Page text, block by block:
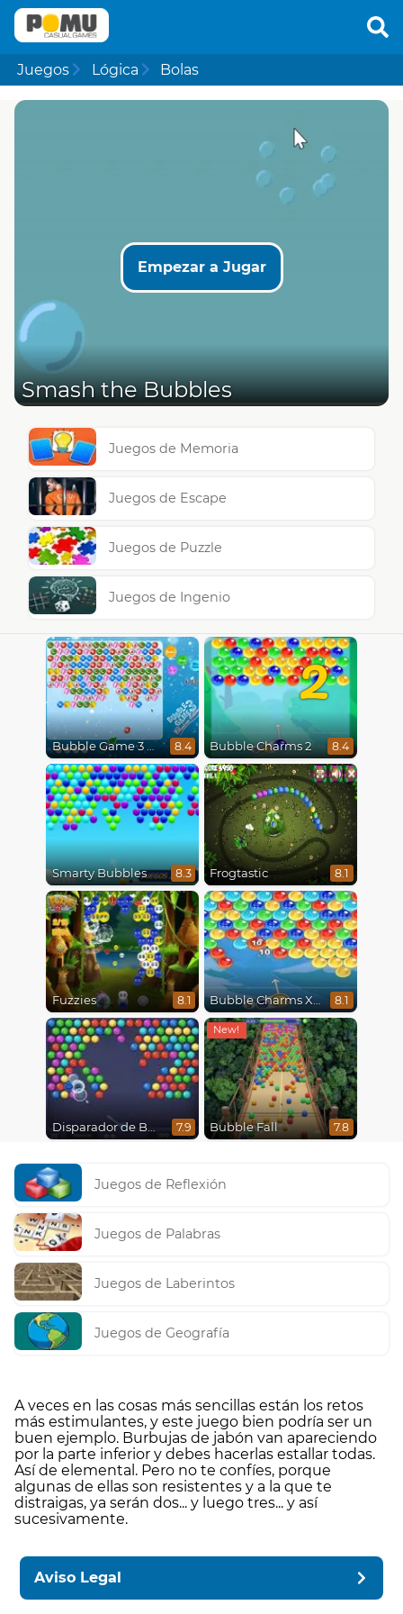
Juegos Lógica Bolas
Empezar a Jugar
Smash the Bubbles
Juegos de Memoria
Juegos de Escape
Juegos de Puzzle
Juegos de Ingenio
Bubble Game 3 Christmas 8.4
2
Bubble Charms 2 8.4
Smarty Bubbles 8.3 Frogtastic 8.1
Fuzzies 8.1 Bubble Charms Xmas 8.1
Disparador de Burbujas 7.9 Bubble Fall 7.8
Juegos de Reflexión
Juegos de Palabras
Juegos de Laberintos
Juegos de Geografía
A veces en las cosas más sencillas están los retos
más estimulantes, y este juego bien podría ser un
buen ejemplo. Burbujas de jabón van apareciendo
por la parte inferior y debes hacerlas estallar todas.
Así de elemental. Pero no te confíes, porque
algunas de ellas son resistentes y a la que te
distraigas, ya serán dos... y luego tres... y así
sucesivamente.
Aviso Legal